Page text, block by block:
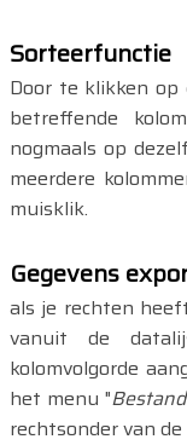
Sorteerfunctie
Door te klikken
betreffende
nogmaals op
meerdere
muisklik.
Gegevens
als je rechten
vanuit de
kolomvolgorde
het menu "
rechtsonder van